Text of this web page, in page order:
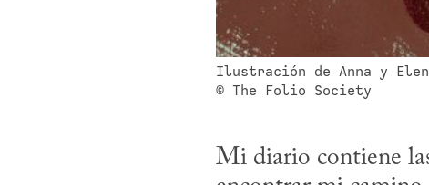
Ilustración de Anna y
© The Folio Society
Mi diario contiene